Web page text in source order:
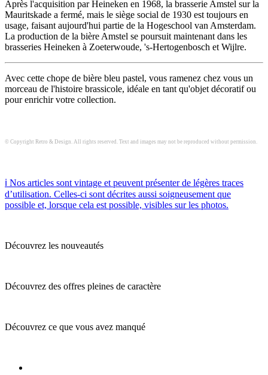
Après l'acquisition par Heineken en 1968, la brasserie Amstel sur la
Mauritskade a fermé, mais le siège social de 1930 est toujours en
usage, faisant aujourd'hui partie de la Hogeschool van Amsterdam.
La production de la bière Amstel se poursuit maintenant dans les
brasseries Heineken à Zoeterwoude, 's-Hertogenbosch et Wijlre.
Avec cette chope de bière bleu pastel, vous ramenez chez vous un
morceau de l'histoire brassicole, idéale en tant qu'objet décoratif ou
pour enrichir votre collection.
© Copyright Retro & Design. All rights reserved. Text and images may not be reproduced without permission.
ℹ️ Nos articles sont vintage et peuvent présenter de légères traces
d’utilisation. Celles-ci sont décrites aussi soigneusement que
possible et, lorsque cela est possible, visibles sur les photos.
Découvrez les nouveautés
Découvrez des offres pleines de caractère
Découvrez ce que vous avez manqué